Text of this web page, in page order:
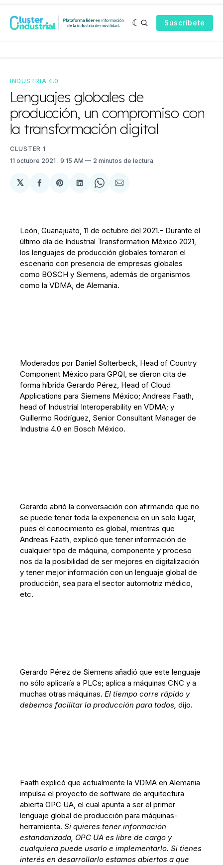
Suscríbete
INDUSTRIA 4.0
Lenguajes globales de
producción, un compromiso con
la transformación digital
CLUSTER 1
11 octubre 2021 . 9:15 AM 2 minutos de lectura
𝕏
Compartir
Facebook
Share
Pinterest
Compartir
LinkedIn
Share
WhatsApp
Compartir
Email
León, Guanajuato, 11 de octubre del 2021.- Durante el
último día de Industrial Transformation México 2021,
los lenguajes de producción globales tomaron el
escenario con presencia de empresas globales
como BOSCH y Siemens, además de organismos
como la VDMA, de Alemania.
Moderados por Daniel Solterbeck, Head of Country
Component México para GPQI, se dieron cita de
forma híbrida Gerardo Pérez, Head of Cloud
Applications para Siemens México; Andreas Faath,
head of Industrial Interoperability en VDMA; y
Guillermo Rodríguez, Senior Consultant Manager de
Industria 4.0 en Bosch México.
Gerardo abrió la conversación con afirmando que no
se puede tener toda la experiencia en un solo lugar,
pues el conocimiento es global, mientras que
Andreas Faath, explicó que tener información de
cualquier tipo de máquina, componente y proceso
nos da la posibilidad de ser mejores en digitalización
y tener mejor información con un lenguaje global de
producción, sea para el sector automotriz médico,
etc.
Gerardo Pérez de Siemens añadió que este lenguaje
no sólo aplicaría a PLCs; aplica a máquinas CNC y a
muchas otras máquinas.El tiempo corre rápido y
debemos facilitar la producción para todos,dijo.
Faath explicó que actualmente la VDMA en Alemania
impulsa el proyecto de software de arquitectura
abierta OPC UA, el cual apunta a ser el primer
lenguaje global de producción para máquinas-
herramienta.Si quieres tener información
estandarizada, OPC UA es libre de cargo y
cualquiera puede usarlo e implementarlo. Si tienes
interés en desarrollarlo estamos abiertos a que